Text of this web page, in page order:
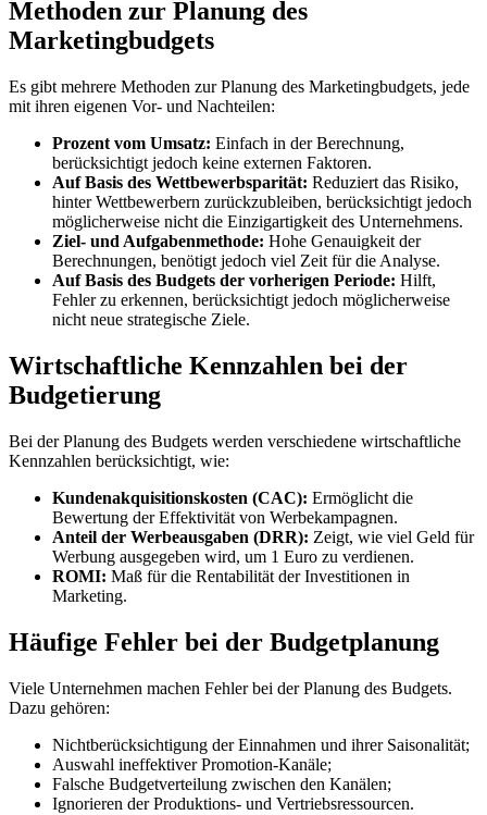
Methoden zur Planung des
Marketingbudgets
Es gibt mehrere Methoden zur Planung des Marketingbudgets, jede
mit ihren eigenen Vor- und Nachteilen:
Prozent vom Umsatz: Einfach in der Berechnung,
berücksichtigt jedoch keine externen Faktoren.
Auf Basis des Wettbewerbsparität: Reduziert das Risiko,
hinter Wettbewerbern zurückzubleiben, berücksichtigt jedoch
möglicherweise nicht die Einzigartigkeit des Unternehmens.
Ziel- und Aufgabenmethode: Hohe Genauigkeit der
Berechnungen, benötigt jedoch viel Zeit für die Analyse.
Auf Basis des Budgets der vorherigen Periode: Hilft,
Fehler zu erkennen, berücksichtigt jedoch möglicherweise
nicht neue strategische Ziele.
Wirtschaftliche Kennzahlen bei der
Budgetierung
Bei der Planung des Budgets werden verschiedene wirtschaftliche
Kennzahlen berücksichtigt, wie:
Kundenakquisitionskosten (CAC): Ermöglicht die
Bewertung der Effektivität von Werbekampagnen.
Anteil der Werbeausgaben (DRR): Zeigt, wie viel Geld für
Werbung ausgegeben wird, um 1 Euro zu verdienen.
ROMI: Maß für die Rentabilität der Investitionen in
Marketing.
Häufige Fehler bei der Budgetplanung
Viele Unternehmen machen Fehler bei der Planung des Budgets.
Dazu gehören:
Nichtberücksichtigung der Einnahmen und ihrer Saisonalität;
Auswahl ineffektiver Promotion-Kanäle;
Falsche Budgetverteilung zwischen den Kanälen;
Ignorieren der Produktions- und Vertriebsressourcen.